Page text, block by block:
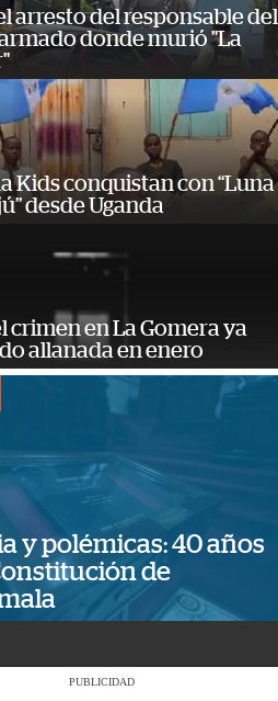
arresto del responsable del
donde murió "La
Kids conquistan con “Luna
desde Uganda
crimen en La Gomera ya
allanada en enero
y polémicas: 40 años
de
PUBLICIDAD